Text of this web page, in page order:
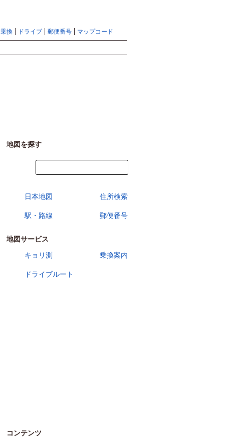
乗換 ドライブ 郵便番号 マップコード
地図を探す
日本地図 住所検索
駅・路線 郵便番号
地図サービス
キョリ測
乗換案内
ドライブルート
コンテンツ